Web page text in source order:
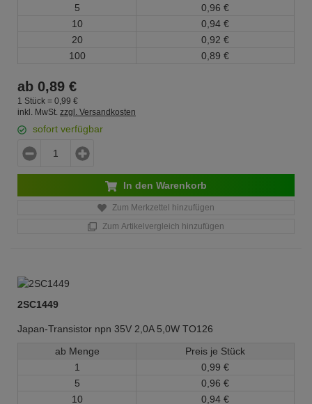
5
0, 96 €
10
0, 94 €
20
0, 92 €
100
0, 89 €
ab 0,89 €
1 Stück = 0, 99 €
inkl. MwSt. zzgl. Versandkosten
sofort verfügbar
In den Warenkorb
Zum Merkzettel hinzufügen
Zum Artikelvergleich hinzufügen
2SC1449
Japan-Transistor npn 35V 2,0A 5,0W TO126
ab Menge
Preis je Stück
1
0, 99 €
5
0, 96 €
10
0, 94 €